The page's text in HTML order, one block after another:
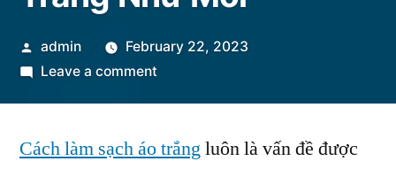
Posted
by
admin
February 22, 2023
Leave a commenton
Sạch
Cách làm sạch áo trắngluôn là vấn đề được